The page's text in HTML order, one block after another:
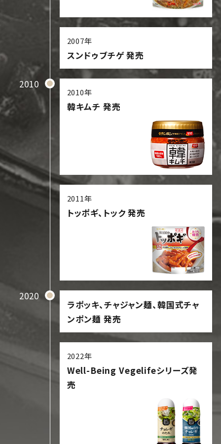
2007年
スンドゥブチゲ 発売
2010
2010年
韓キムチ 発売
2011年
トッポギ、トック 発売
2020
ラポッキ、チャジャン麺、韓国式チャ
ンポン麺 発売
2022年
Well-Being Vegelifeシリーズ発
売